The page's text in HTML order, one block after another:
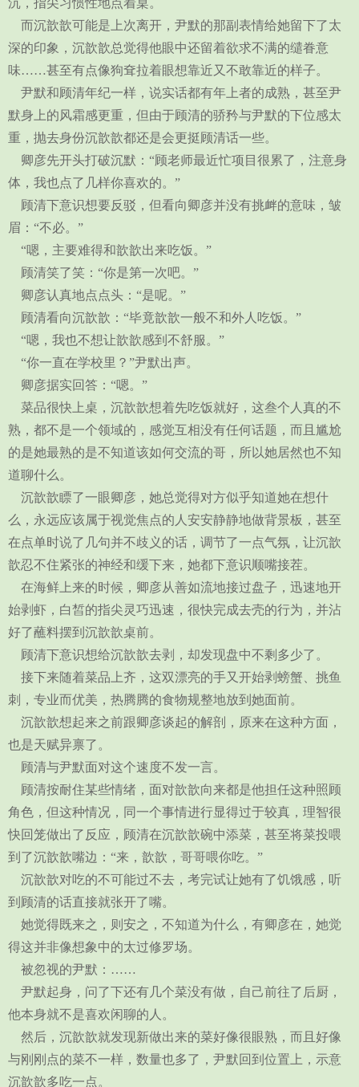
沉，指尖习惯性地点着桌。
而沉歆歆可能是上次离开，尹默的那副表情给她留下了太
深的印象，沉歆歆总觉得他眼中还留着欲求不满的缱眷意
味……甚至有点像狗耷拉着眼想靠近又不敢靠近的样子。
尹默和顾清年纪一样，说实话都有年上者的成熟，甚至尹
默身上的风霜感更重，但由于顾清的骄矜与尹默的下位感太
重，抛去身份沉歆歆都还是会更挺顾清话一些。
卿彦先开头打破沉默：“顾老师最近忙项目很累了，注意身
体，我也点了几样你喜欢的。”
顾清下意识想要反驳，但看向卿彦并没有挑衅的意味，皱
眉：“不必。”
“嗯，主要难得和歆歆出来吃饭。”
顾清笑了笑：“你是第一次吧。”
卿彦认真地点点头：“是呢。”
顾清看向沉歆歆：“毕竟歆歆一般不和外人吃饭。”
“嗯，我也不想让歆歆感到不舒服。”
“你一直在学校里？”尹默出声。
卿彦据实回答：“嗯。”
菜品很快上桌，沉歆歆想着先吃饭就好，这叁个人真的不
熟，都不是一个领域的，感觉互相没有任何话题，而且尴尬
的是她最熟的是不知道该如何交流的哥，所以她居然也不知
道聊什么。
沉歆歆瞟了一眼卿彦，她总觉得对方似乎知道她在想什
么，永远应该属于视觉焦点的人安安静静地做背景板，甚至
在点单时说了几句并不歧义的话，调节了一点气氛，让沉歆
歆忍不住紧张的神经和缓下来，她都下意识顺嘴接茬。
在海鲜上来的时候，卿彦从善如流地接过盘子，迅速地开
始剥虾，白皙的指尖灵巧迅速，很快完成去壳的行为，并沾
好了蘸料摆到沉歆歆桌前。
顾清下意识想给沉歆歆去剥，却发现盘中不剩多少了。
接下来随着菜品上齐，这双漂亮的手又开始剥螃蟹、挑鱼
刺，专业而优美，热腾腾的食物规整地放到她面前。
沉歆歆想起来之前跟卿彦谈起的解剖，原来在这种方面，
也是天赋异禀了。
顾清与尹默面对这个速度不发一言。
顾清按耐住某些情绪，面对歆歆向来都是他担任这种照顾
角色，但这种情况，同一个事情进行显得过于较真，理智很
快回笼做出了反应，顾清在沉歆歆碗中添菜，甚至将菜投喂
到了沉歆歆嘴边：“来，歆歆，哥哥喂你吃。”
沉歆歆对吃的不可能过不去，考完试让她有了饥饿感，听
到顾清的话直接就张开了嘴。
她觉得既来之，则安之，不知道为什么，有卿彦在，她觉
得这并非像想象中的太过修罗场。
被忽视的尹默：……
尹默起身，问了下还有几个菜没有做，自己前往了后厨，
他本身就不是喜欢闲聊的人。
然后，沉歆歆就发现新做出来的菜好像很眼熟，而且好像
与刚刚点的菜不一样，数量也多了，尹默回到位置上，示意
沉歆歆多吃一点。